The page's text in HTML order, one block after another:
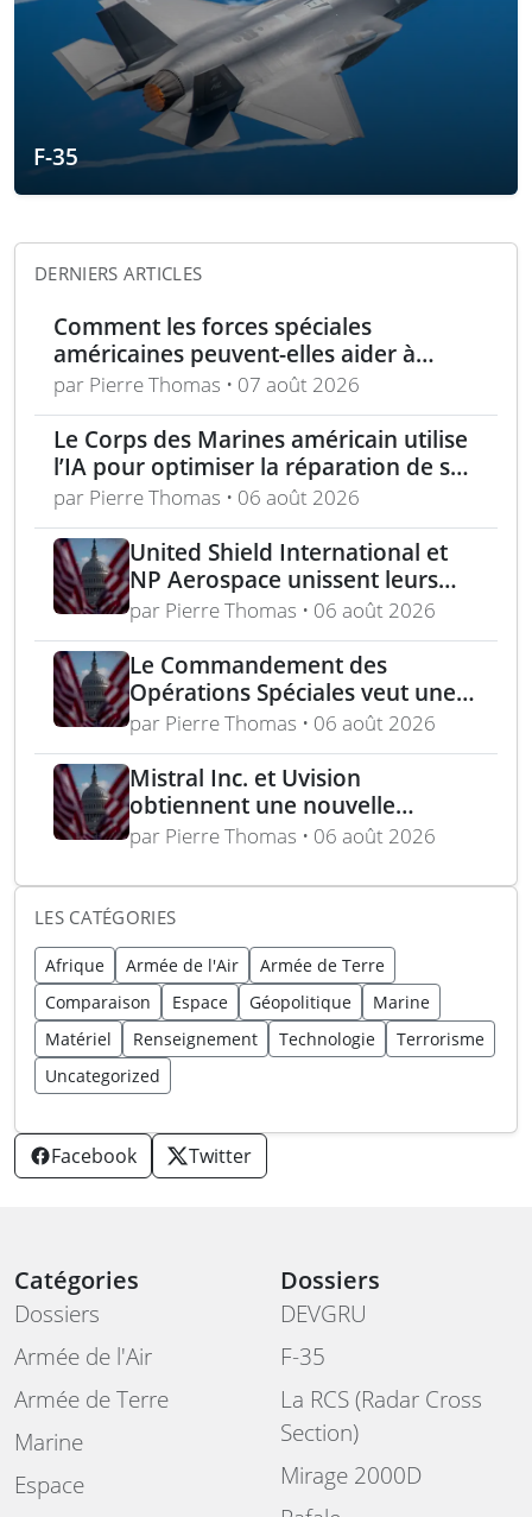
F-35
DERNIERS ARTICLES
Comment les forces spéciales
américaines peuvent-elles aider à
repousser la Chine à Taïwan ?
par Pierre Thomas • 07 août 2026
Le Corps des Marines américain utilise
l’IA pour optimiser la réparation de ses
équipements
par Pierre Thomas • 06 août 2026
United Shield International et
NP Aerospace unissent leurs
forces pour renforcer le soutien
aux équipes américaines de
déminage
par Pierre Thomas • 06 août 2026
Le Commandement des
Opérations Spéciales veut une
mitrailleuse 5,56 mm de 4,5 kg
par Pierre Thomas • 06 août 2026
Mistral Inc. et Uvision
obtiennent une nouvelle
commande pour le programme
US Army Lethal Unmanned
Systems
par Pierre Thomas • 06 août 2026
LES CATÉGORIES
Afrique Armée de l'Air
Armée de Terre
Comparaison
Espace Géopolitique
Marine
Matériel
Renseignement Technologie
Terrorisme
Uncategorized
Facebook Twitter
Catégories
Dossiers
Armée de l'Air
Armée de Terre
Marine
Espace
Dossiers
DEVGRU
F-35
La RCS (Radar Cross
Section)
Mirage 2000D